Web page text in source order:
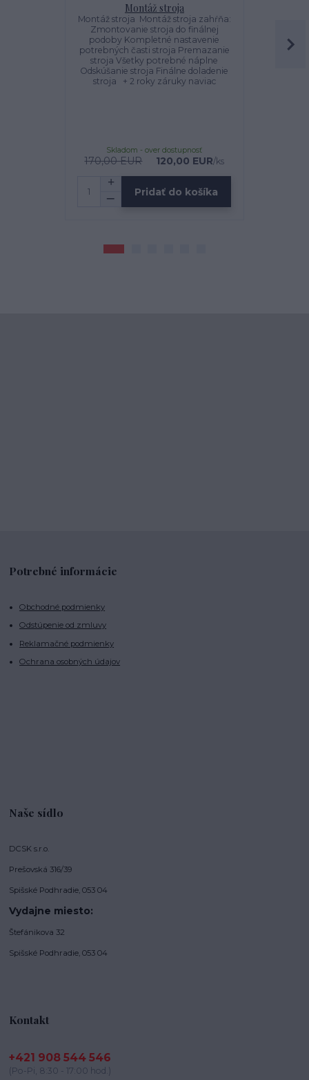
Montáž stroja
Montáž stroja Montáž stroja zahŕňa:
Zmontovanie stroja do finálnej
podoby Kompletné nastavenie
potrebných časti stroja Premazanie
stroja Všetky potrebné náplne
Odskúšanie stroja Finálne doladenie
stroja + 2 roky záruky naviac
170,00 EUR 120,00 EUR/ks
Skladom - over dostupnosť
Pridať do košíka
Potrebné informácie
Obchodné podmienky
Odstúpenie od zmluvy
Reklamačné podmienky
Ochrana osobných údajov
Naše sídlo
DCSK s.r.o.
Prešovská 316/39
Spišské Podhradie, 053 04
Vydajne miesto:
Štefánikova 32
Spišské Podhradie, 053 04
Kontakt
+421 908 544 546
(Po-Pi, 8:30 - 17:00 hod.)